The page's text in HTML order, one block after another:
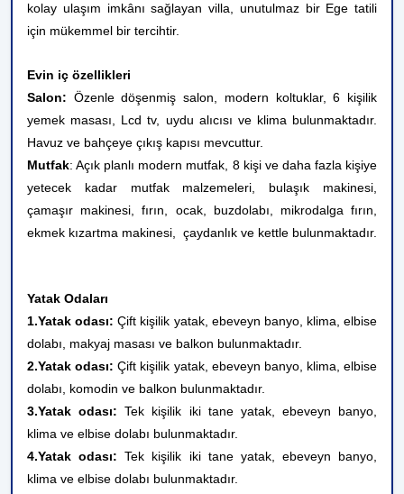
kolay ulaşım imkânı sağlayan villa, unutulmaz bir Ege tatili
için mükemmel bir tercihtir.
Evin iç özellikleri
Salon: Özenle döşenmiş salon, modern koltuklar, 6 kişilik
yemek masası, Lcd tv, uydu alıcısı ve klima bulunmaktadır.
Havuz ve bahçeye çıkış kapısı mevcuttur.
Mutfak: Açık planlı modern mutfak, 8 kişi ve daha fazla kişiye
yetecek kadar mutfak malzemeleri, bulaşık makinesi,
çamaşır makinesi, fırın, ocak, buzdolabı, mikrodalga fırın,
ekmek kızartma makinesi, çaydanlık ve kettle bulunmaktadır.
Yatak Odaları
1.Yatak odası:Çift kişilik yatak, ebeveyn banyo, klima, elbise
dolabı, makyaj masası ve balkon bulunmaktadır.
2.Yatak odası:Çift kişilik yatak, ebeveyn banyo, klima, elbise
dolabı, komodin ve balkon bulunmaktadır.
3.Yatak odası:Tek kişilik iki tane yatak, ebeveyn banyo,
klima ve elbise dolabı bulunmaktadır.
4.Yatak odası:Tek kişilik iki tane yatak, ebeveyn banyo,
klima ve elbise dolabı bulunmaktadır.